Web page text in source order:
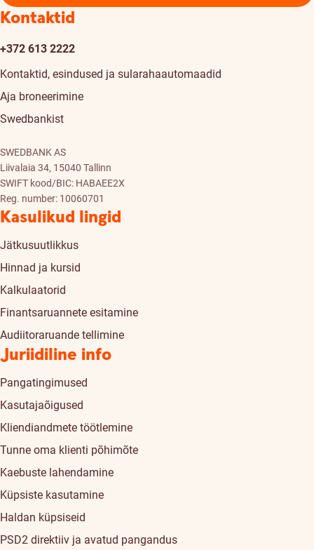
Kontaktid
+372 613 2222
Kontaktid, esindused ja sularahaautomaadid
Aja broneerimine
Swedbankist
SWEDBANK AS
Liivalaia 34, 15040 Tallinn
SWIFT kood/BIC: HABAEE2X
Reg. number: 10060701
Kasulikud lingid
Jätkusuutlikkus
Hinnad ja kursid
Kalkulaatorid
Finantsaruannete esitamine
Audiitoraruande tellimine
Juriidiline info
Pangatingimused
Kasutajaõigused
Kliendiandmete töötlemine
Tunne oma klienti põhimõte
Kaebuste lahendamine
Küpsiste kasutamine
Haldan küpsiseid
PSD2 direktiiv ja avatud pangandus